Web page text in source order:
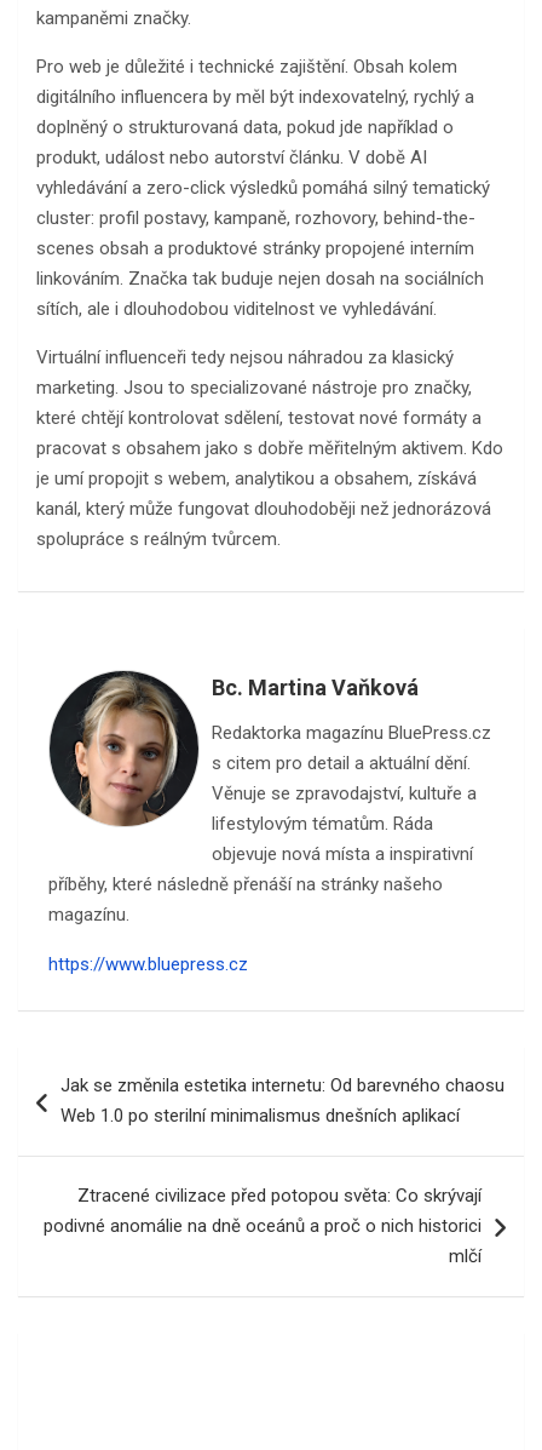
kampaněmi značky.
Pro web je důležité i technické zajištění. Obsah kolem
digitálního influencera by měl být indexovatelný, rychlý a
doplněný o strukturovaná data, pokud jde například o
produkt, událost nebo autorství článku. V době AI
vyhledávání a zero-click výsledků pomáhá silný tematický
cluster: profil postavy, kampaně, rozhovory, behind-the-
scenes obsah a produktové stránky propojené interním
linkováním. Značka tak buduje nejen dosah na sociálních
sítích, ale i dlouhodobou viditelnost ve vyhledávání.
Virtuální influenceři tedy nejsou náhradou za klasický
marketing. Jsou to specializované nástroje pro značky,
které chtějí kontrolovat sdělení, testovat nové formáty a
pracovat s obsahem jako s dobře měřitelným aktivem. Kdo
je umí propojit s webem, analytikou a obsahem, získává
kanál, který může fungovat dlouhodoběji než jednorázová
spolupráce s reálným tvůrcem.
Bc. Martina Vaňková
Redaktorka magazínu BluePress.cz
s citem pro detail a aktuální dění.
Věnuje se zpravodajství, kultuře a
lifestylovým tématům. Ráda
objevuje nová místa a inspirativní
příběhy, které následně přenáší na stránky našeho
magazínu.
https://www.bluepress.cz
proJak se změnila estetika internetu: Od barevného chaosu
Web 1.0 po sterilní minimalismus dnešních aplikací
Ztracené civilizace před potopou světa: Co skrývají
podivné anomálie na dně oceánů a proč o nich historici
mlčí